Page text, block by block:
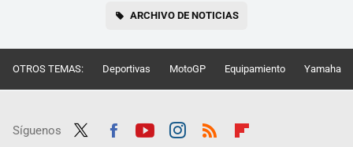
ARCHIVO DE NOTICIAS
OTROS TEMAS: Deportivas MotoGP Equipamiento Yamaha
Síguenos